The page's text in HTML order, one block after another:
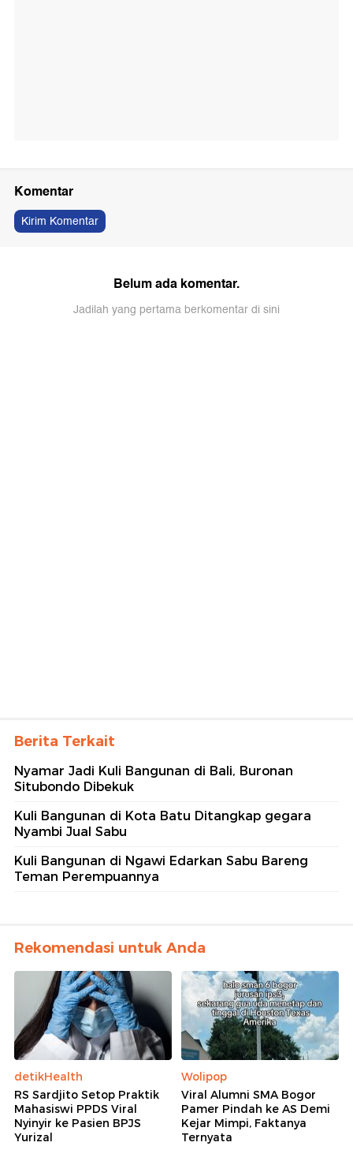
Komentar
Kirim Komentar
Belum ada komentar.
Jadilah yang pertama berkomentar di sini
Berita Terkait
Nyamar Jadi Kuli Bangunan di Bali, Buronan
Situbondo Dibekuk
Kuli Bangunan di Kota Batu Ditangkap gegara
Nyambi Jual Sabu
Kuli Bangunan di Ngawi Edarkan Sabu Bareng
Teman Perempuannya
Rekomendasi untuk Anda
detikHealth
RS Sardjito Setop Praktik
Mahasiswi PPDS Viral
Nyinyir ke Pasien BPJS
Yurizal
Wolipop
Viral Alumni SMA Bogor
Pamer Pindah ke AS Demi
Kejar Mimpi, Faktanya
Ternyata